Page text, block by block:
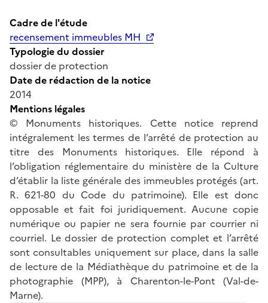
Cadre de l'étude
recensement immeubles MH
Typologie du dossier
dossier de protection
Date de rédaction de la notice
2014
Mentions légales
© Monuments historiques. Cette notice reprend
intégralement les termes de l’arrêté de protection au
titre des Monuments historiques. Elle répond à
l’obligation réglementaire du ministère de la Culture
d’établir la liste générale des immeubles protégés (art.
R. 621-80 du Code du patrimoine). Elle est donc
opposable et fait foi juridiquement. Aucune copie
numérique ou papier ne sera fournie par courrier ni
courriel. Le dossier de protection complet et l’arrêté
sont consultables uniquement sur place, dans la salle
de lecture de la Médiathèque du patrimoine et de la
photographie (MPP), à Charenton-le-Pont (Val-de-
Marne).